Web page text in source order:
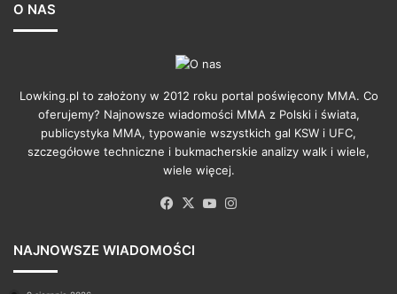
O NAS
Lowking.pl to założony w 2012 roku portal poświęcony MMA. Co
oferujemy? Najnowsze wiadomości MMA z Polski i świata,
publicystyka MMA, typowanie wszystkich gal KSW i UFC,
szczegółowe techniczne i bukmacherskie analizy walk i wiele,
wiele więcej.
Facebook
X YouTube
NAJNOWSZE WIADOMOŚCI